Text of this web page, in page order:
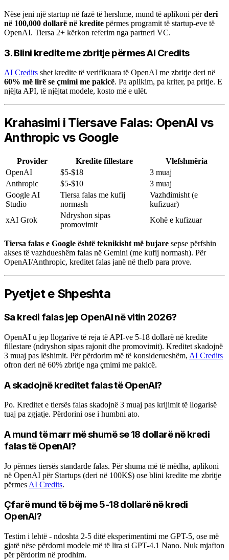
Nëse jeni një startup në fazë të hershme, mund të aplikoni përderi
në 100,000 dollarë në kredite përmes programit të startup-eve të
OpenAI. Tiersa 2+ kërkon referim nga partneri VC.
3. Blini kredite me zbritje përmes AI Credits
AI Credits shet kredite të verifikuara të OpenAI me zbritje deri në
60% më lirë se çmimi me pakicë. Pa aplikim, pa kriter, pa pritje. E
njëjta API, të njëjtat modele, kosto më e ulët.
Krahasimi i Tiersave Falas: OpenAI vs
Anthropic vs Google
Provider Kredite fillestare
Vlefshmëria
OpenAI
$5-$18
3 muaj
Anthropic
$5-$10
3 muaj
Google AI
Studio
Tiersa falas me kufij
normash
Vazhdimisht (e
kufizuar)
xAI Grok
Ndryshon sipas
promovimit
Kohë e kufizuar
Tiersa falas e Google është teknikisht më bujare sepse përfshin
akses të vazhdueshëm falas në Gemini (me kufij normash). Për
OpenAI/Anthropic, kreditet falas janë në thelb para prove.
Pyetjet e Shpeshta
Sa kredi falas jep OpenAI në vitin 2026?
OpenAI u jep llogarive të reja të API-ve 5-18 dollarë në kredite
fillestare (ndryshon sipas rajonit dhe promovimit). Kreditet skadojnë
3 muaj pas lëshimit. Për përdorim më të konsiderueshëm, AI Credits
ofron deri në 60% zbritje nga çmimi me pakicë.
A skadojnë kreditet falas të OpenAI?
Po. Kreditet e tiersës falas skadojnë 3 muaj pas krijimit të llogarisë
tuaj pa zgjatje. Përdorini ose i humbni ato.
A mund të marr më shumë se 18 dollarë në kredi
falas të OpenAI?
Jo përmes tiersës standarde falas. Për shuma më të mëdha, aplikoni
në OpenAI për Startups (deri në 100K$) ose blini kredite me zbritje
përmes AI Credits.
Çfarë mund të bëj me 5-18 dollarë në kredi
OpenAI?
Testim i lehtë - ndoshta 2-5 ditë eksperimentimi me GPT-5, ose më
gjatë nëse përdorni modele më të lira si GPT-4.1 Nano. Nuk mjafton
për përdorim në prodhim.